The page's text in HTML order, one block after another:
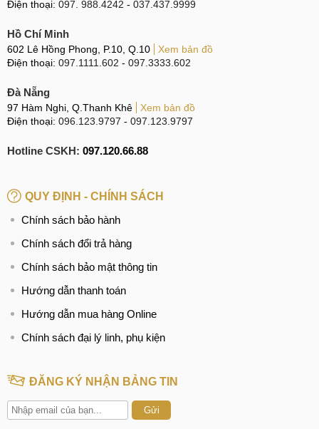
Điện thoại: 097. 988.4242 - 037.437.9999
Hồ Chí Minh
602 Lê Hồng Phong, P.10, Q.10
Xem bản đồ
Điện thoại: 097.1111.602 - 097.3333.602
Đà Nẵng
97 Hàm Nghi, Q.Thanh Khê
Xem bản đồ
Điện thoại: 096.123.9797 - 097.123.9797
Hotline CSKH: 097.120.66.88
QUY ĐỊNH - CHÍNH SÁCH
Chính sách bảo hành
Chính sách đổi trả hàng
Chính sách bảo mật thông tin
Hướng dẫn thanh toán
Hướng dẫn mua hàng Online
Chính sách đại lý linh, phụ kiện
ĐĂNG KÝ NHẬN BẢNG TIN
Gửi